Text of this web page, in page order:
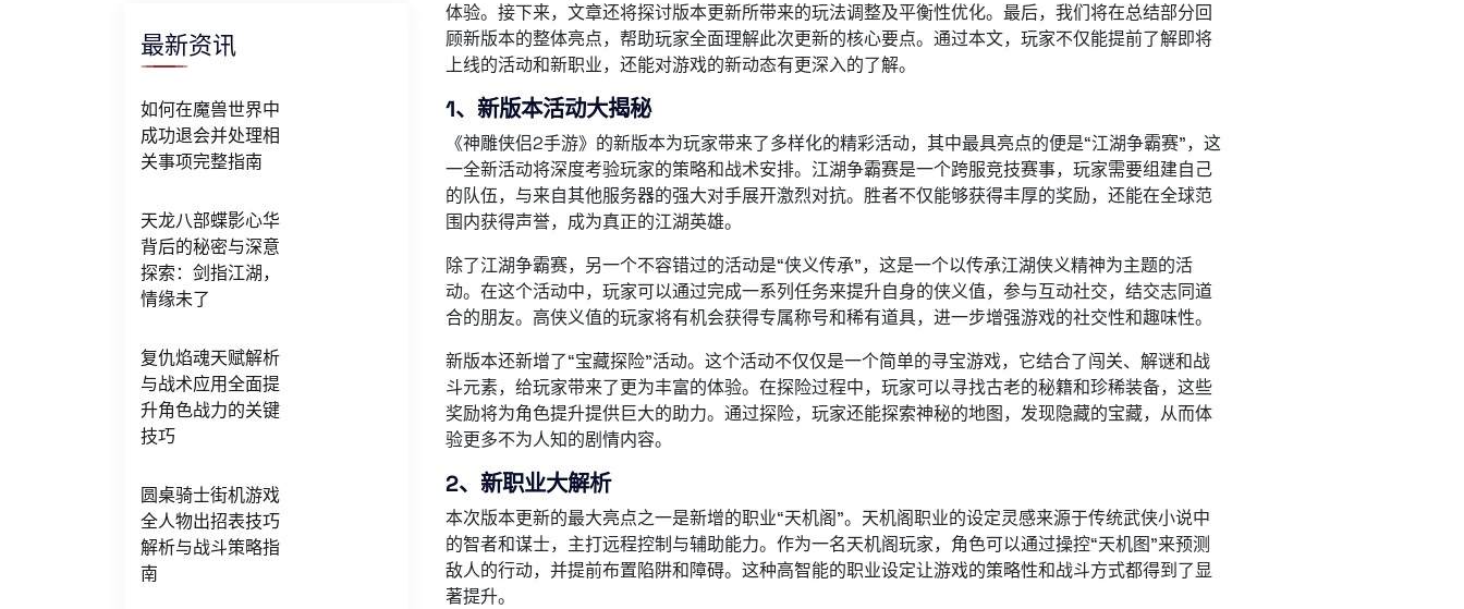
最新资讯
如何在魔兽世界中
成功退会并处理相
关事项完整指南
天龙八部蝶影心华
背后的秘密与深意
探索：剑指江湖，
情缘未了
复仇焰魂天赋解析
与战术应用全面提
升角色战力的关键
技巧
圆桌骑士街机游戏
全人物出招表技巧
解析与战斗策略指
南
体验。接下来，文章还将探讨版本更新所带来的玩法调整及平衡性优化。最后，我们将在总结部分回
顾新版本的整体亮点，帮助玩家全面理解此次更新的核心要点。通过本文，玩家不仅能提前了解即将
上线的活动和新职业，还能对游戏的新动态有更深入的了解。
1、新版本活动大揭秘
《神雕侠侣2手游》的新版本为玩家带来了多样化的精彩活动，其中最具亮点的便是“江湖争霸赛”，这
一全新活动将深度考验玩家的策略和战术安排。江湖争霸赛是一个跨服竞技赛事，玩家需要组建自己
的队伍，与来自其他服务器的强大对手展开激烈对抗。胜者不仅能够获得丰厚的奖励，还能在全球范
围内获得声誉，成为真正的江湖英雄。
除了江湖争霸赛，另一个不容错过的活动是“侠义传承”，这是一个以传承江湖侠义精神为主题的活
动。在这个活动中，玩家可以通过完成一系列任务来提升自身的侠义值，参与互动社交，结交志同道
合的朋友。高侠义值的玩家将有机会获得专属称号和稀有道具，进一步增强游戏的社交性和趣味性。
新版本还新增了“宝藏探险”活动。这个活动不仅仅是一个简单的寻宝游戏，它结合了闯关、解谜和战
斗元素，给玩家带来了更为丰富的体验。在探险过程中，玩家可以寻找古老的秘籍和珍稀装备，这些
奖励将为角色提升提供巨大的助力。通过探险，玩家还能探索神秘的地图，发现隐藏的宝藏，从而体
验更多不为人知的剧情内容。
2、新职业大解析
本次版本更新的最大亮点之一是新增的职业“天机阁”。天机阁职业的设定灵感来源于传统武侠小说中
的智者和谋士，主打远程控制与辅助能力。作为一名天机阁玩家，角色可以通过操控“天机图”来预测
敌人的行动，并提前布置陷阱和障碍。这种高智能的职业设定让游戏的策略性和战斗方式都得到了显
著提升。